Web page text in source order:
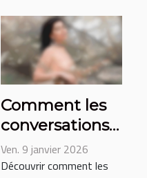
Comment les
conversations
érotiques
peuvent
Ven. 9 janvier 2026
Découvrir comment les